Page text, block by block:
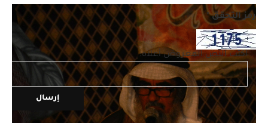
رمز التحقق*
اكتب النص المعروض أعلاه: